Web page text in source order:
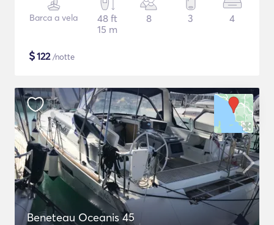
Barca a vela
48 ft
15 m
8 3 4
$122/notte
Beneteau Oceanis 45